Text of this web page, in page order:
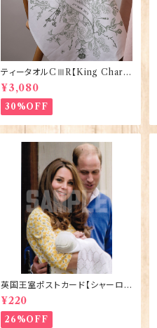
ティータオルCⅢR【King Charle
sⅢ Coronation】Victoria Egg
s 50129
¥3,080
30%OFF
英国王室ポストカード【シャーロッ
ト王女2】Pageantry Postcard
90183-JEF202
¥220
26%OFF